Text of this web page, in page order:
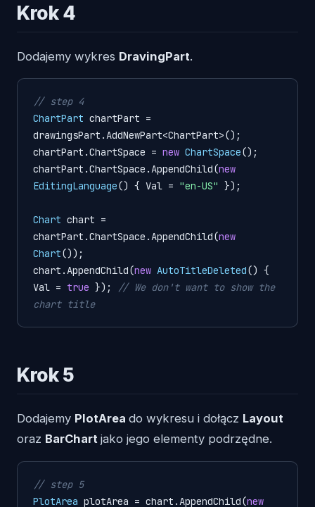
Krok 4
Dodajemy wykres DravingPart.
// step 4
ChartPart chartPart =
drawingsPart.AddNewPart<ChartPart>();
chartPart.ChartSpace = new ChartSpace();
chartPart.ChartSpace.AppendChild(new
EditingLanguage() { Val = "en-US" });
Chart chart =
chartPart.ChartSpace.AppendChild(new
Chart());
chart.AppendChild(new AutoTitleDeleted() {
Val = true });
// We don't want to show the
chart title
Krok 5
Dodajemy PlotArea do wykresu i dołącz Layout
oraz BarChart jako jego elementy podrzędne.
// step 5
PlotArea plotArea = chart.AppendChild(new